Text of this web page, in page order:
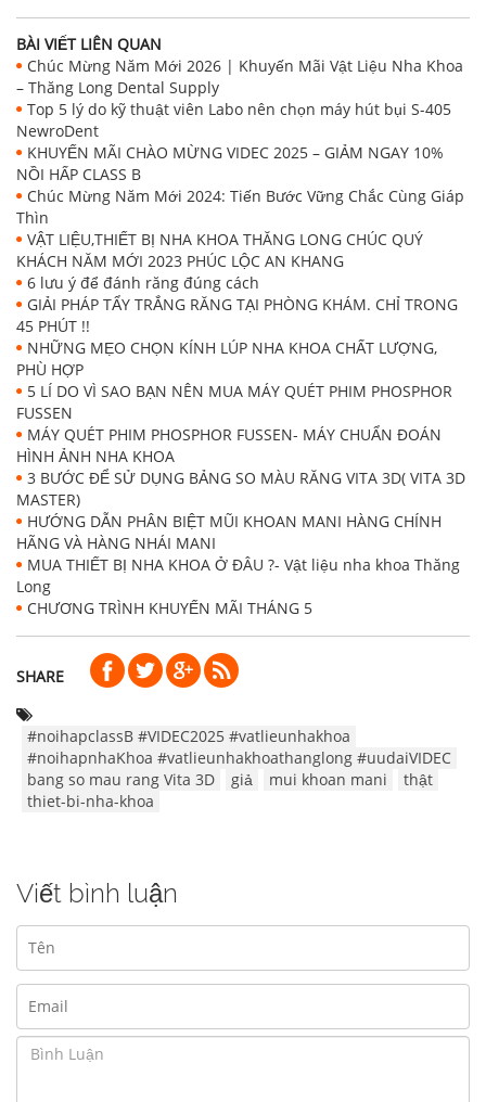
BÀI VIẾT LIÊN QUAN
Chúc Mừng Năm Mới 2026 | Khuyến Mãi Vật Liệu Nha Khoa
– Thăng Long Dental Supply
Top 5 lý do kỹ thuật viên Labo nên chọn máy hút bụi S-405
NewroDent
KHUYẾN MÃI CHÀO MỪNG VIDEC 2025 – GIẢM NGAY 10%
NỒI HẤP CLASS B
Chúc Mừng Năm Mới 2024: Tiến Bước Vững Chắc Cùng Giáp
Thìn
VẬT LIỆU,THIẾT BỊ NHA KHOA THĂNG LONG CHÚC QUÝ
KHÁCH NĂM MỚI 2023 PHÚC LỘC AN KHANG
6 lưu ý để đánh răng đúng cách
GIẢI PHÁP TẨY TRẮNG RĂNG TẠI PHÒNG KHÁM. CHỈ TRONG
45 PHÚT !!
NHỮNG MẸO CHỌN KÍNH LÚP NHA KHOA CHẤT LƯỢNG,
PHÙ HỢP
5 LÍ DO VÌ SAO BẠN NÊN MUA MÁY QUÉT PHIM PHOSPHOR
FUSSEN
MÁY QUÉT PHIM PHOSPHOR FUSSEN- MÁY CHUẨN ĐOÁN
HÌNH ẢNH NHA KHOA
3 BƯỚC ĐỂ SỬ DỤNG BẢNG SO MÀU RĂNG VITA 3D( VITA 3D
MASTER)
HƯỚNG DẪN PHÂN BIỆT MŨI KHOAN MANI HÀNG CHÍNH
HÃNG VÀ HÀNG NHÁI MANI
MUA THIẾT BỊ NHA KHOA Ở ĐÂU ?- Vật liệu nha khoa Thăng
Long
CHƯƠNG TRÌNH KHUYẾN MÃI THÁNG 5
SHARE
#noihapclassB #VIDEC2025 #vatlieunhakhoa
#noihapnhaKhoa #vatlieunhakhoathanglong #uudaiVIDEC
bang so mau rang Vita 3D
giả mui khoan mani
thật
thiet-bi-nha-khoa
Viết bình luận